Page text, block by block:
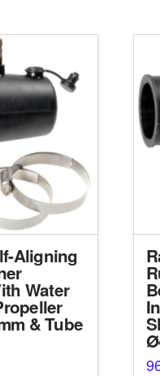
Aligning
Water
& Tube